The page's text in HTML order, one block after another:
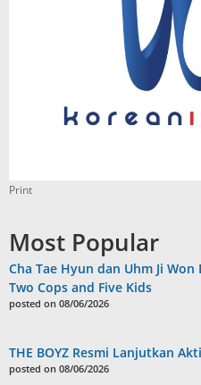
Print
Most Popular
Cha Tae Hyun dan Uhm Ji
Two Cops and Five Kids
posted on 08/06/2026
THE BOYZ Resmi Lanjutkan
posted on 08/06/2026